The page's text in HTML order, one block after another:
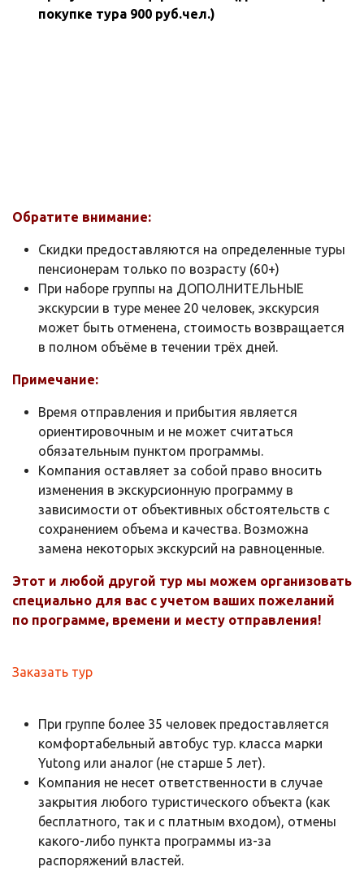
покупке тура 900 руб.чел.)
Обратите внимание:
Скидки предоставляются на определенные туры
пенсионерам только по возрасту (60+)
При наборе группы на ДОПОЛНИТЕЛЬНЫЕ
экскурсии в туре менее 20 человек, экскурсия
может быть отменена, стоимость возвращается
в полном объёме в течении трёх дней.
Примечание:
Время отправления и прибытия является
ориентировочным и не может считаться
обязательным пунктом программы.
Компания оставляет за собой право вносить
изменения в экскурсионную программу в
зависимости от объективных обстоятельств с
сохранением объема и качества. Возможна
замена некоторых экскурсий на равноценные.
Этот и любой другой тур мы можем организовать
специально для вас с учетом ваших пожеланий
по программе, времени и месту отправления!
Заказать тур
При группе более 35 человек предоставляется
комфортабельный автобус тур. класса марки
Yutong или аналог (не старше 5 лет).​​​​​​​
Компания не несет ответственности в случае
закрытия любого туристического объекта (как
бесплатного, так и с платным входом), отмены
какого-либо пункта программы из-за
распоряжений властей.